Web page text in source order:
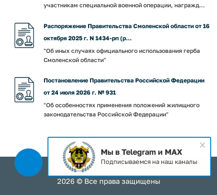
участникам специальной военной операции, награжд...
Распоряжение Правительства Смоленской области от 16
октября 2025 г. N 1434-рп (р...
"Об иных случаях официального использования герба
Смоленской области"
Постановление Правительства Российской Федерации
от 24 июля 2026 г. № 931
"Об особенностях применения положений жилищного
законодательства Российской Федерации"
2026 © Все права защищены
Мы в Telegram и MAX
Подписываемся на наш каналы